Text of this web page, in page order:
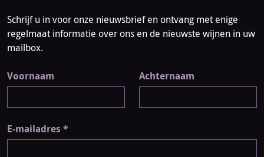
Schrijf u in voor onze nieuwsbrief en ontvang met enige
regelmaat informatie over ons en de nieuwste wijnen in uw
mailbox.
Voornaam Achternaam
E-mailadres *